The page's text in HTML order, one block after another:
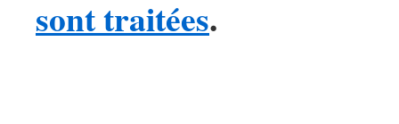
sont traitées.